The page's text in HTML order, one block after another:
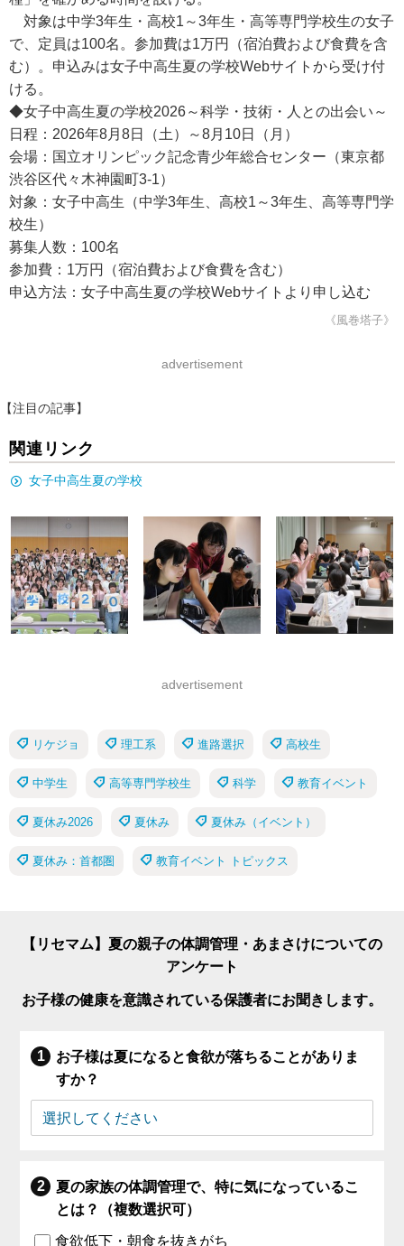
対象は中学3年生・高校1～3年生・高等専門学校生の女子
で、定員は100名。参加費は1万円（宿泊費および食費を含
む）。申込みは女子中高生夏の学校Webサイトから受け付
ける。
◆女子中高生夏の学校2026～科学・技術・人との出会い～
日程：2026年8月8日（土）～8月10日（月）
会場：国立オリンピック記念青少年総合センター（東京都
渋谷区代々木神園町3-1）
対象：女子中高生（中学3年生、高校1～3年生、高等専門学
校生）
募集人数：100名
参加費：1万円（宿泊費および食費を含む）
申込方法：女子中高生夏の学校Webサイトより申し込む
《風巻塔子》
advertisement
【注目の記事】
関連リンク
女子中高生夏の学校
advertisement
リケジョ 理工系 進路選択 高校生
中学生 高等専門学校生 科学 教育イベント
夏休み2026 夏休み 夏休み（イベント）
夏休み：首都圏 教育イベント トピックス
【リセマム】夏の親子の体調管理・あまさけについての
アンケート
お子様の健康を意識されている保護者にお聞きします。
お子様は夏になると食欲が落ちることがありま
すか？
夏の家族の体調管理で、特に気になっているこ
とは？（複数選択可）
食欲低下・朝食を抜きがち